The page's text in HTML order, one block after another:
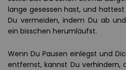
lange gesessen hast, und
Du vermeiden, indem Du ab
ein bisschen herumläufst.
Wenn Du Pausen einlegst und
entfernst, kannst Du verhindern,